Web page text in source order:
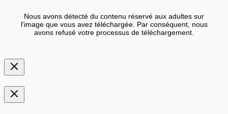
Nous avons détecté du contenu réservé aux adultes sur
l'image que vous avez téléchargée. Par conséquent, nous
avons refusé votre processus de téléchargement.